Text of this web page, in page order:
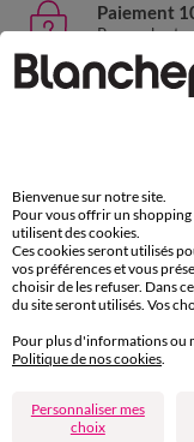
Paiement
Payez plus
Livraison
sous 30 jours
Service
par chat et
de 8h00 à
en vous
Bienvenue sur notre site.
Pour vous offrir un
utilisent des cookies.
Ces cookies seront utilisés
vos préférences et vous
choisir de les refuser. Dans
du site seront utilisés. Vos
Pour plus d'informations ou
Politique de nos cookies
Personnaliser mes
choix